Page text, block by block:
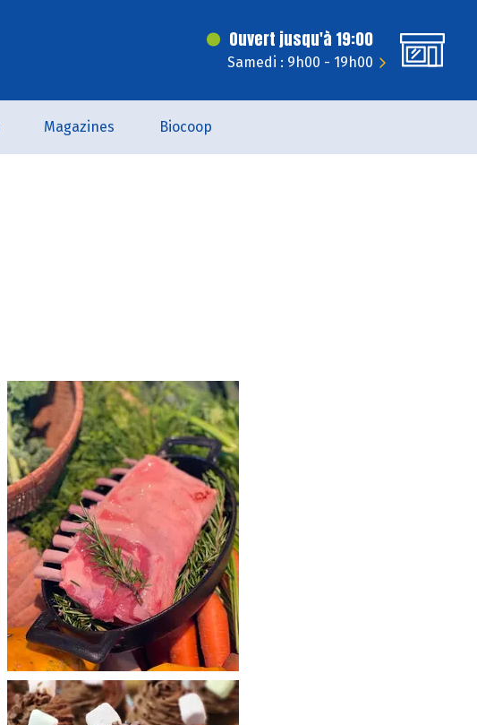
Ouvert jusqu'à 19:00
Samedi : 9h00 - 19h00
Magazines Biocoop